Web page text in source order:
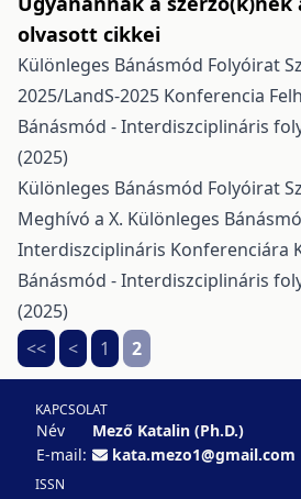
olvasott cikkei
Különleges Bánásmód Folyóirat
2025/LandS-2025 Konferencia
Bánásmód - Interdiszciplináris
(2025)
Különleges Bánásmód Folyóirat
Meghívó a X. Különleges
Interdiszciplináris Konferenciára
Bánásmód - Interdiszciplináris
(2025)
<<
< 1 2
KAPCSOLAT
Név
Mező Katalin (Ph.D.)
E-mail:
kata.mezo1@gmail.com
ISSN